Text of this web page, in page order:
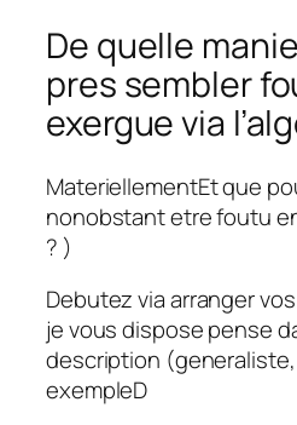
De quelle
pres sembler
exergue via
MateriellementEt que
nonobstant etre foutu
? )
Debutez via arranger
je vous dispose pense
description
exempleD